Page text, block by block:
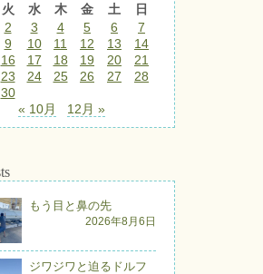
火 水 木 金 土
日
2 3 4 5 6
7
9 10 11 12 13
14
16 17 18 19 20
21
23 24 25 26 27
28
30
« 10月
12月 »
もう目と鼻の先
2026年8月6日
ジワジワと迫るドルフ